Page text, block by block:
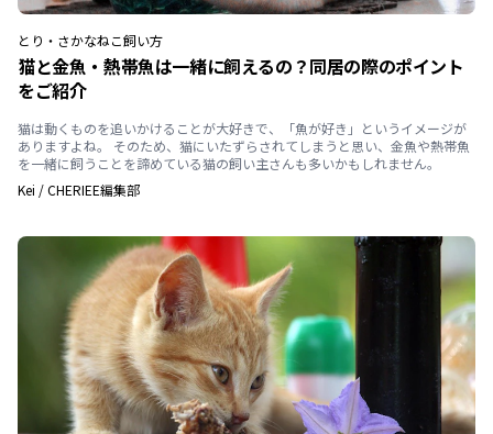
とり・さかなねこ飼い方
猫と金魚・熱帯魚は一緒に飼えるの？同居の際のポイント
をご紹介
猫は動くものを追いかけることが大好きで、「魚が好き」というイメージが
ありますよね。 そのため、猫にいたずらされてしまうと思い、金魚や熱帯魚
を一緒に飼うことを諦めている猫の飼い主さんも多いかもしれません。
Kei /CHERIEE編集部